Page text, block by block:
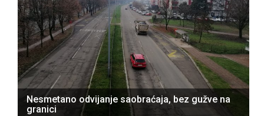
Nesmetano odvijanje saobraćaja, bez gužve na
granici